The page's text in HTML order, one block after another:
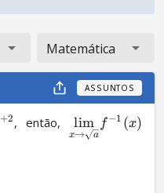
Matemática
ASSUNTOS
+2 , então,
x→ a
lim f −1 (x)